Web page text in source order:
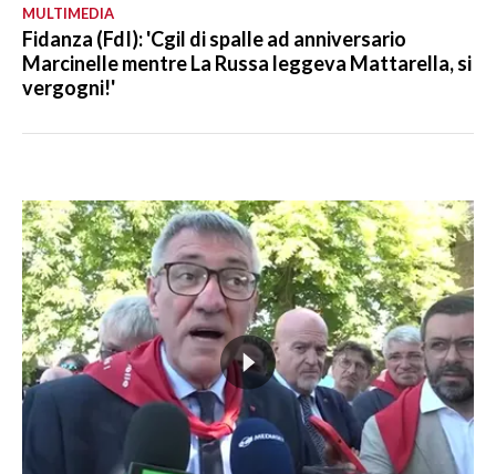
MULTIMEDIA
Fidanza (FdI): 'Cgil di spalle ad anniversario
Marcinelle mentre La Russa leggeva Mattarella, si
vergogni!'